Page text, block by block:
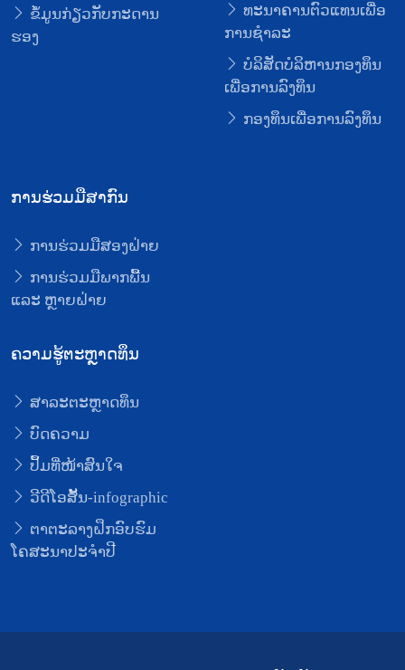
ຂໍ້ມູນກ່ຽວກັບກະດານ
ຮອງ
ທະນາຄານຕົວແທນເພື່ອ
ການຊໍາລະ
ບໍລິສັດບໍລິຫານກອງທຶນ
ເພື່ອການລົງທຶນ
ກອງທຶນເພື່ອການລົງທຶນ
ການຮ່ວມມືສາກົນ
ການຮ່ວມມືສອງຝ່າຍ
ການຮ່ວມມືພາກພື້ນ
ແລະ ຫຼາຍຝ່າຍ
ຄວາມຮູ້ຕະຫຼາດທຶນ
ສາລະຕະຫຼາດທຶນ
ບົດຄວາມ
ປຶ້ມທີ່ໜ້າສົນໃຈ
ວີດີໂອສັ້ນ-infographic
ຕາຕະລາງຝຶກອົບຮົມ
ໂຄສະນາປະຈຳປີ